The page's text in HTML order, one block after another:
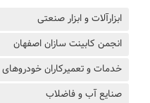
ابزارآلات و ابزار صنعتی
انجمن کابینت سازان اصفهان
خدمات و تعمیرکاران
صنایع آب و فاضلاب